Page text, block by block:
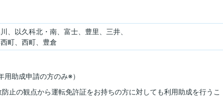
、以久科北・南、富士、豊里、三井、
町、西町、豊倉
助成申請の方のみ※）
止の観点から運転免許証をお持ちの方に対しても利用助成を行うこ